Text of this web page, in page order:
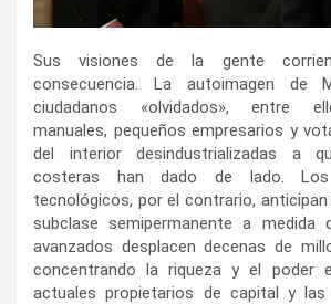
Sus visiones de la gente
consecuencia. La autoimagen de
ciudadanos «olvidados», entre
manuales, pequeños empresarios y
del interior desindustrializadas a
costeras han dado de lado. Los
tecnológicos, por el contrario,
subclase semipermanente a medida
avanzados desplacen decenas de
concentrando la riqueza y el poder
actuales propietarios de capital y